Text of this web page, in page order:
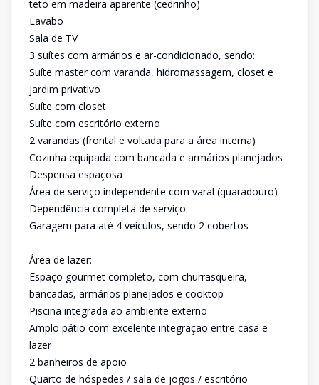
teto em madeira aparente (cedrinho)
Lavabo
Sala de TV
3 suítes com armários e ar-condicionado, sendo:
Suíte master com varanda, hidromassagem, closet e
jardim privativo
Suíte com closet
Suíte com escritório externo
2 varandas (frontal e voltada para a área interna)
Cozinha equipada com bancada e armários planejados
Despensa espaçosa
Área de serviço independente com varal (quaradouro)
Dependência completa de serviço
Garagem para até 4 veículos, sendo 2 cobertos
Área de lazer:
Espaço gourmet completo, com churrasqueira,
bancadas, armários planejados e cooktop
Piscina integrada ao ambiente externo
Amplo pátio com excelente integração entre casa e
lazer
2 banheiros de apoio
Quarto de hóspedes / sala de jogos / escritório